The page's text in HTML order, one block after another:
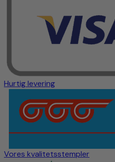
Hurtig levering
Vores kvalitetsstempler